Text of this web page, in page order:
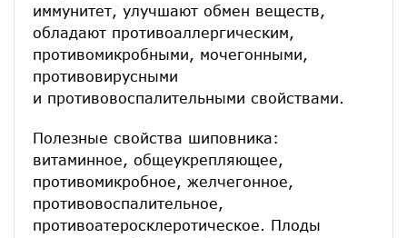
иммунитет, улучшают обмен веществ,
обладают противоаллергическим,
противомикробными, мочегонными,
противовирусными
и противовоспалительными свойствами.
Полезные свойства шиповника:
витаминное, общеукрепляющее,
противомикробное, желчегонное,
противовоспалительное,
противоатеросклеротическое. Плоды